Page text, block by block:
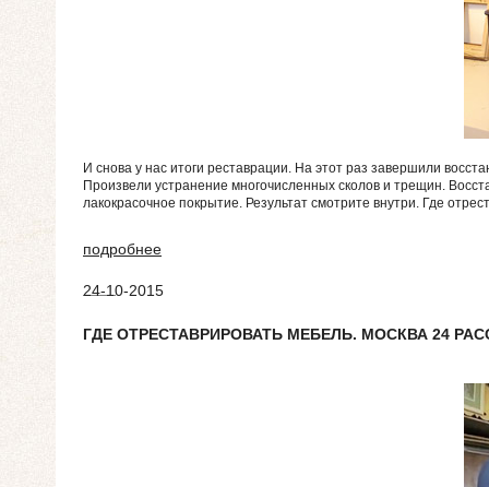
И снова у нас итоги реставрации. На этот раз завершили
Произвели устранение многочисленных сколов и трещин.
лакокрасочное покрытие. Результат смотрите внутри. Где
подробнее
24-10-2015
ГДЕ ОТРЕСТАВРИРОВАТЬ МЕБЕЛЬ. МОСКВА 24